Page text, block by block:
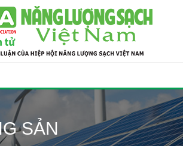
SẢN